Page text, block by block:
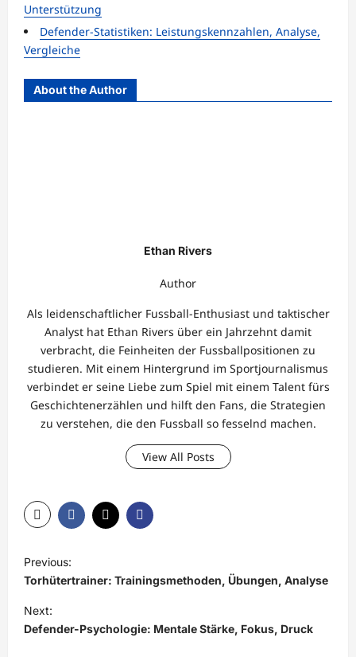
Unterstützung
Defender-Statistiken: Leistungskennzahlen, Analyse,
Vergleiche
About the Author
Ethan Rivers
Author
Als leidenschaftlicher Fussball-Enthusiast und taktischer
Analyst hat Ethan Rivers über ein Jahrzehnt damit
verbracht, die Feinheiten der Fussballpositionen zu
studieren. Mit einem Hintergrund im Sportjournalismus
verbindet er seine Liebe zum Spiel mit einem Talent fürs
Geschichtenerzählen und hilft den Fans, die Strategien
zu verstehen, die den Fussball so fesselnd machen.
View All Posts
P
o
s
t
Previous:
Torhütertrainer: Trainingsmethoden, Übungen, Analyse
Next:
Defender-Psychologie: Mentale Stärke, Fokus, Druck